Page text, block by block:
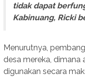
tidak dapat
Kabinuang, Ricki
Menurutnya,
desa mereka, dimana
digunakan secara